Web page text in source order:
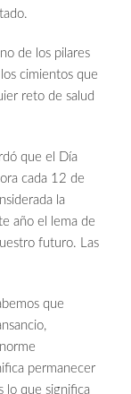
de los pilares
cimientos que
reto de salud
que el Día
cada 12 de
la
año el lema de
futuro. Las
que
permanecer
lo que significa